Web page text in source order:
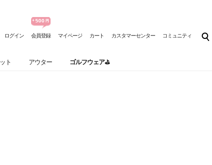
ログイン 会員登録 マイページ カート カスタマーセンター コミュニティ
ト アウター ゴルフウェア⛳